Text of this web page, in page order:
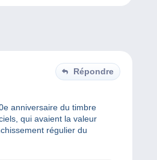
Répondre
anniversaire du timbre
qui avaient la valeur
régulier du